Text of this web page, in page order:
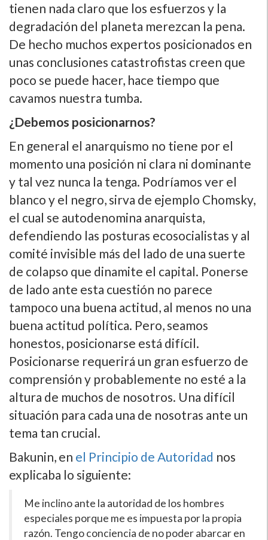
tienen nada claro que los esfuerzos y la
degradación del planeta merezcan la pena.
De hecho muchos expertos posicionados en
unas conclusiones catastrofistas creen que
poco se puede hacer, hace tiempo que
cavamos nuestra tumba.
¿Debemos posicionarnos?
En general el anarquismo no tiene por el
momento una posición ni clara ni dominante
y tal vez nunca la tenga. Podríamos ver el
blanco y el negro, sirva de ejemplo Chomsky,
el cual se autodenomina anarquista,
defendiendo las posturas ecosocialistas y al
comité invisible más del lado de una suerte
de colapso que dinamite el capital. Ponerse
de lado ante esta cuestión no parece
tampoco una buena actitud, al menos no una
buena actitud política. Pero, seamos
honestos, posicionarse está difícil.
Posicionarse requerirá un gran esfuerzo de
comprensión y probablemente no esté a la
altura de muchos de nosotros. Una difícil
situación para cada una de nosotras ante un
tema tan crucial.
Bakunin, en el Principio de Autoridad nos
explicaba lo siguiente:
Me inclino ante la autoridad de los hombres
especiales porque me es impuesta por la propia
razón. Tengo conciencia de no poder abarcar en